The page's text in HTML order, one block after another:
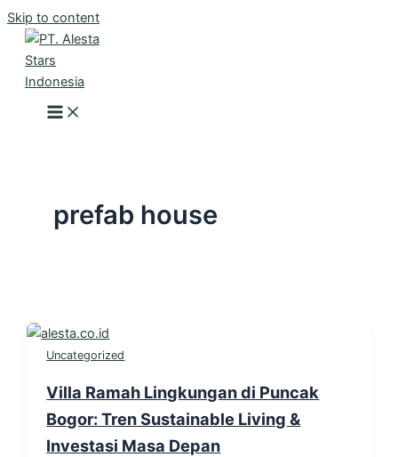
Skip to content
prefab house
Uncategorized
Villa Ramah Lingkungan di Puncak
Bogor: Tren Sustainable Living &
Investasi Masa Depan